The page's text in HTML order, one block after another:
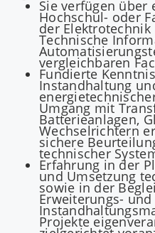
Sie verfügen über
Hochschul- oder
der
Technische
vergleichbaren
Fundierte
Instandhaltung
Umgang mit
Batterieanlagen,
Wechselrichtern
sichere
technischer
Erfahrung in der
und Umsetzung
sowie in der
Erweiterungs- und
Projekte